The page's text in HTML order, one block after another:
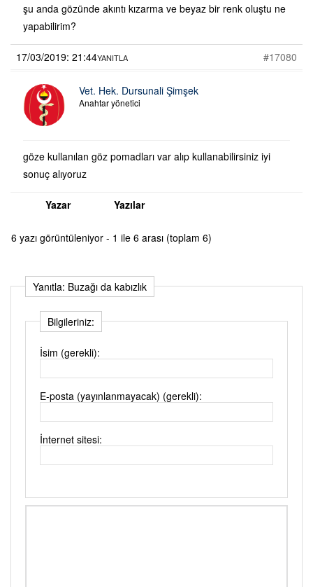
şu anda gözünde akıntı kızarma ve beyaz bir renk oluştu ne
yapabilirim?
17/03/2019: 21:44 #17080
YANITLA
Vet. Hek. Dursunali Şimşek
Anahtar yönetici
göze kullanılan göz pomadları var alıp kullanabilirsiniz iyi
sonuç alıyoruz
Yazar Yazılar
6 yazı görüntüleniyor - 1 ile 6 arası (toplam 6)
Yanıtla: Buzağı da kabızlık
Bilgileriniz:
İsim (gerekli):
E-posta (yayınlanmayacak) (gerekli):
İnternet sitesi: